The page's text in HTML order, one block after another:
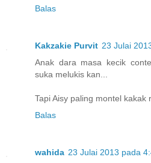
Balas
Kakzakie Purvit 23 Julai
Anak dara masa kecik
suka melukis kan...
Tapi Aisy paling montel kakak
Balas
wahida 23 Julai 2013 pada